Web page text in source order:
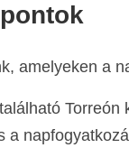
amelyeken a
a